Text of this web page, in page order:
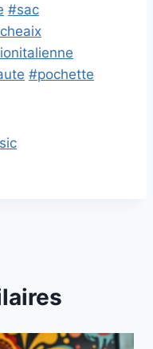
#sac
#pochette